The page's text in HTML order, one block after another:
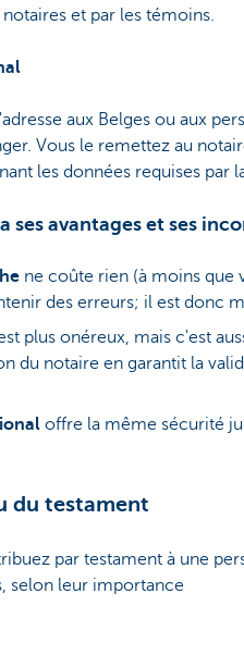
et par les témoins.
aux Belges ou aux
Vous le remettez au
les données requises par
ses avantages et ses
ne coûte rien (à moins que
des erreurs; il est donc
plus onéreux, mais c'est
du notaire en garantit la
offre la même sécurité
du testament
par testament à une
selon leur importance